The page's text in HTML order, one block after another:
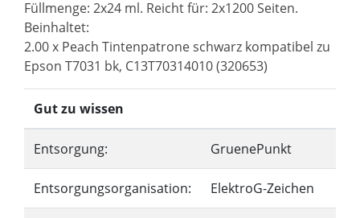
Füllmenge: 2x24 ml. Reicht für: 2x1200 Seiten.
Beinhaltet:
2.00 x Peach Tintenpatrone schwarz kompatibel zu
Epson T7031 bk, C13T70314010 (320653)
Gut zu wissen
Entsorgung: GruenePunkt
Entsorgungsorganisation: ElektroG-Zeichen